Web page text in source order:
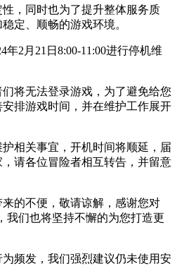
，同时也为了提升整体服务质
定、顺畅的游戏环境。
年2月21 日8:00-11:00进行停机维
将无法登录游戏，为了避免给您
排游戏时间，并在维护工作展开
相关事宜，开机时间将顺延，届
请各位冒险者相互转告，并留意
的不便，敬请谅解，感谢您对
我们也将坚持不懈的为您打造更
频发，我们强烈建议仍未使用安